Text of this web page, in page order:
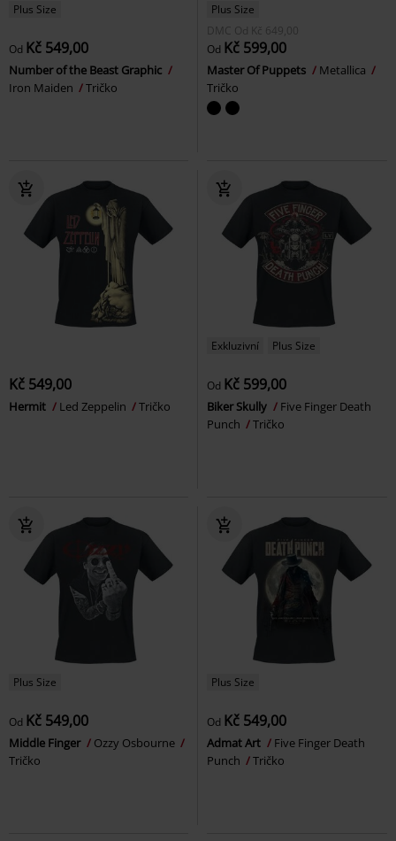
Plus Size
Od Kč 549,00
Number of the Beast Graphic
Iron Maiden
Tričko
Plus Size
DMC Od Kč 649,00
Od Kč 599,00
Master Of Puppets
Metallica
Tričko
Kč 549,00
Hermit Led Zeppelin Tričko
Exkluzivní Plus Size
Od Kč 599,00
Biker Skully
Five Finger Death
Punch
Tričko
Plus Size
Od Kč 549,00
Middle Finger
Ozzy Osbourne
Tričko
Plus Size
Od Kč 549,00
Admat Art
Five Finger Death
Punch
Tričko